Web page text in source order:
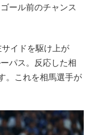
ール前のチャンス
イドを駆け上が
パス。反応した相
。これを相馬選手が